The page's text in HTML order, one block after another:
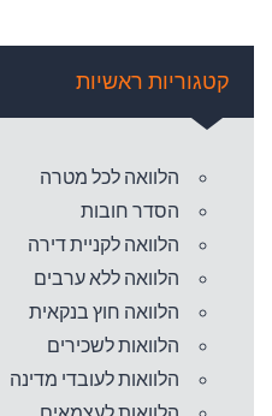
קטגוריות ראשיות
הלוואה לכל מטרה
הסדר חובות
הלוואה לקניית דירה
הלוואה ללא ערבים
הלוואה חוץ בנקאית
הלוואות לשכירים
הלוואות לעובדי מדינה